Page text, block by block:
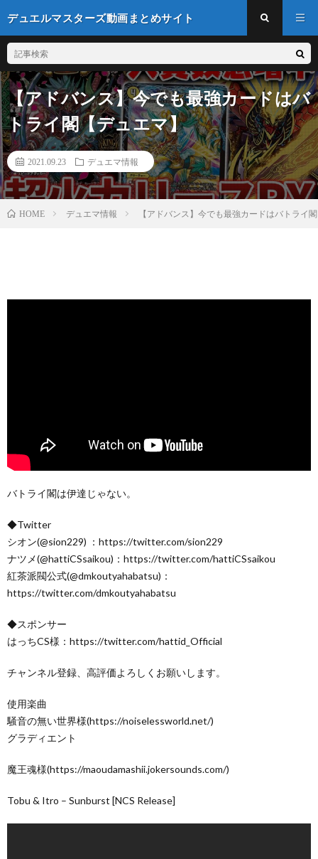
デュエルマスターズ動画まとめサイト
【アドバンス】今でも最強カードはバ
トライ閣【デュエマ】
2021.09.23 デュエマ情報
HOME デュエマ情報 【アドバンス】今でも最強カードはバトライ
バトライ閣は伊達じゃない。
◆Twitter
シオン(@sion229) ：https://twitter.com/sion229
ナツメ(@hattiCSsaikou)：https://twitter.com/hattiCSsaikou
紅茶派閥公式(@dmkoutyahabatsu)：
https://twitter.com/dmkoutyahabatsu
◆スポンサー
はっちCS様：https://twitter.com/hattid_Official
チャンネル登録、高評価よろしくお願いします。
使用楽曲
騒音の無い世界様(https://noiselessworld.net/)
グラディエント
魔王魂様(https://maoudamashii.jokersounds.com/)
Tobu & Itro – Sunburst [NCS Release]